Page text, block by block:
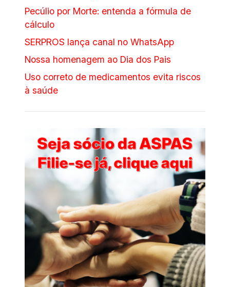
Pecúlio por Morte: entenda a fórmula de
cálculo
SERPROS lança canal no WhatsApp
Nossa homenagem ao Dia dos Pais
Uso correto de medicamentos evita riscos
à saúde